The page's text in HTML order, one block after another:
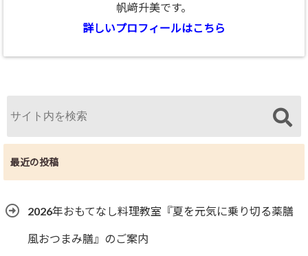
帆﨑升美です。
詳しいプロフィールはこちら
最近の投稿
2026年おもてなし料理教室『夏を元気に乗り切る薬膳
風おつまみ膳』のご案内